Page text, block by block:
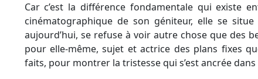
Car c’est la différence fondamentale qui existe
cinématographique de son géniteur, elle se
aujourd’hui, se refuse à voir autre chose que des
pour elle-même, sujet et actrice des plans fixes
faits, pour montrer la tristesse qui s’est ancrée